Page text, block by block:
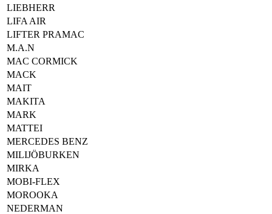
LIEBHERR
LIFA AIR
LIFTER PRAMAC
M.A.N
MAC CORMICK
MACK
MAIT
MAKITA
MARK
MATTEI
MERCEDES BENZ
MILIJÖBURKEN
MIRKA
MOBI-FLEX
MOROOKA
NEDERMAN